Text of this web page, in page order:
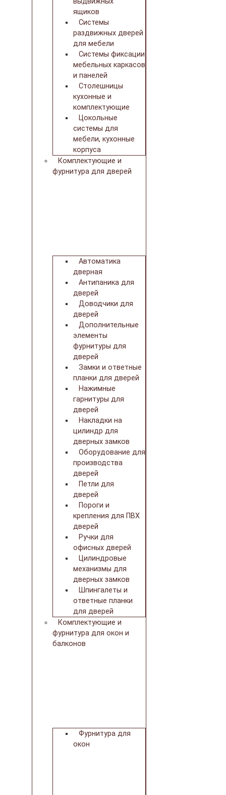
ящиков
Системы
раздвижных дверей
для мебели
Системы фиксации
мебельных каркасов
и панелей
Столешницы
кухонные и
комплектующие
Цокольные
системы для
мебели, кухонные
корпуса
Комплектующие и
фурнитура для дверей
Автоматика
дверная
Антипаника для
дверей
Доводчики для
дверей
Дополнительные
элементы
фурнитуры для
дверей
Замки и ответные
планки для дверей
Нажимные
гарнитуры для
дверей
Накладки на
цилиндр для
дверных замков
Оборудование для
производства
дверей
Петли для
дверей
Пороги и
крепления для ПВХ
дверей
Ручки для
офисных дверей
Цилиндровые
механизмы для
дверных замков
Шпингалеты и
ответные планки
для дверей
Комплектующие и
фурнитура для окон и
балконов
Фурнитура для
окон